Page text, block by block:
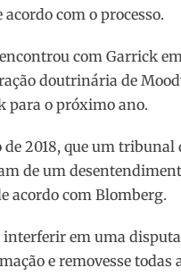
com o processo.
com Garrick
doutrinária de
para o próximo ano.
2018, que um
de um
acordo com Blomberg.
em uma
e removesse todas